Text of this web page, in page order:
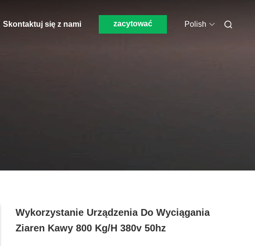
Skontaktuj się z nami zacytować Polish
Wykorzystanie Urządzenia Do Wyciągania
Ziaren Kawy 800 Kg/h 380v 50hz